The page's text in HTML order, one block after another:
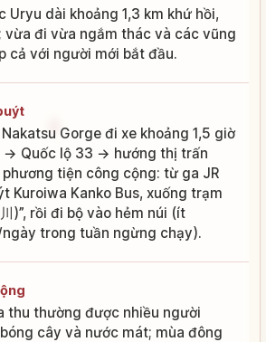
Uryu dài khoảng 1,3 km khứ hồi,
đi vừa ngắm thác và các vũng
cả với người mới bắt đầu.
Gorge đi xe khoảng 1,5 giờ
→ Quốc lộ 33 → hướng thị trấn
tiện công cộng: từ ga JR
Kuroiwa Kanko Bus, xuống trạm
)”, rồi đi bộ vào hẻm núi (ít
trong tuần ngừng chạy).
thu thường được nhiều người
cây và nước mát; mùa đông